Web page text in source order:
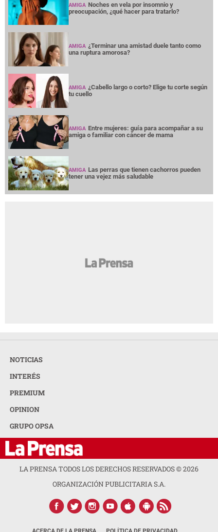
AMIGA Noches en vela por insomnio y
preocupación, ¿qué hacer para tratarlo?
AMIGA ¿Terminar una amistad duele tanto como
una ruptura amorosa?
AMIGA ¿Cabello largo o corto? Elige tu corte según
tu cuello
AMIGA Entre mujeres: guía para acompañar a su
amiga o familiar con cáncer de mama
AMIGA Las perras que tienen cachorros pueden
tener una vejez más saludable
NOTICIAS
INTERÉS
PREMIUM
OPINION
GRUPO OPSA
LA PRENSA TODOS LOS DERECHOS RESERVADOS ©2026
ORGANIZACIÓN PUBLICITARIA S.A.